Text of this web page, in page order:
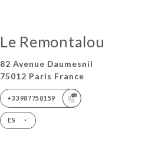
Le Remontalou
82 Avenue Daumesnil
75012 Paris France
+33987758159
ES